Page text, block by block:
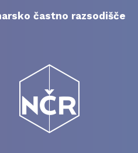
častno razsodišče